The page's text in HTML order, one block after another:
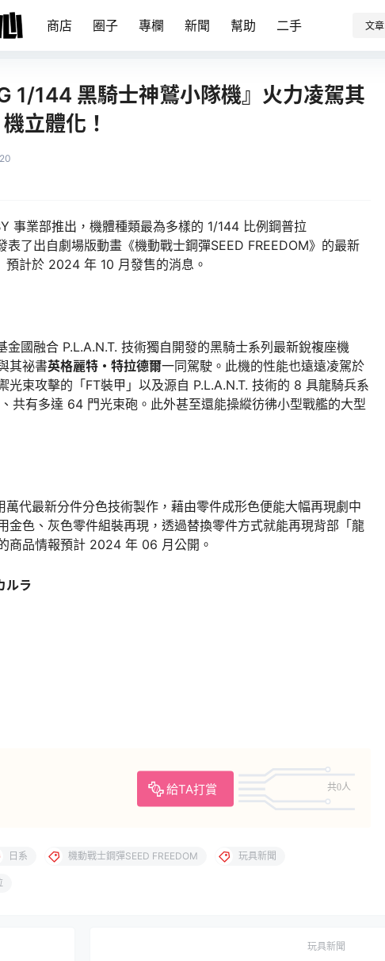
商店 圈子 專欄 新聞 幫助 二手 文章
1/144 黑騎士神鷲小隊機』火力凌駕其
立體化！
20
事業部推出，機體種類最為多樣的 1/144 比例鋼普拉
表了出自劇場版動畫《機動戰士鋼彈SEED FREEDOM》的最新
預計於 2024 年 10 月發售的消息。
金國融合 P.L.A.N.T. 技術獨自開發的黑騎士系列最新銳複座機
其祕書英格麗特・特拉德爾一同駕駛。此機的性能也遠遠凌駕於
光束攻擊的「FT裝甲」以及源自 P.L.A.N.T. 技術的 8 具龍騎兵系
共有多達 64 門光束砲。此外甚至還能操縱彷彿小型戰艦的大型
萬代最新分件分色技術製作，藉由零件成形色便能大幅再現劇中
金色、灰色零件組裝再現，透過替換零件方式就能再現背部「龍
商品情報預計 2024 年 06 月公開。
ルラ
給TA打賞 共0人
日系 機動戰士鋼彈SEED FREEDOM 玩具新聞
玩具新聞